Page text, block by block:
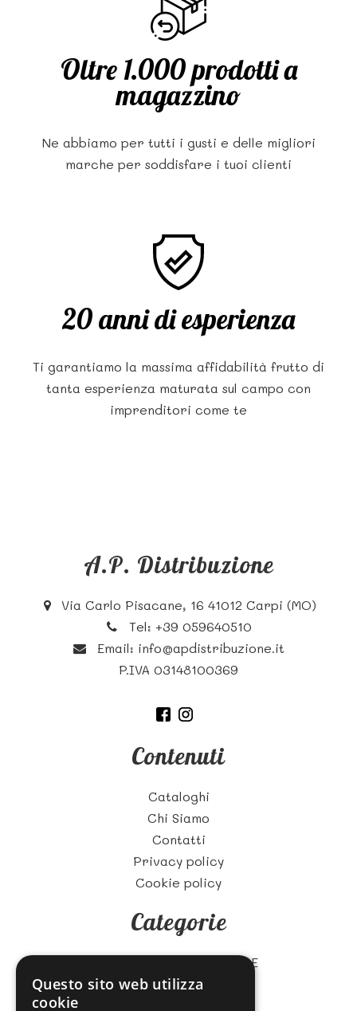
Oltre 1.000 prodotti a
magazzino
Ne abbiamo per tutti i gusti e delle migliori
marche per soddisfare i tuoi clienti
20 anni di esperienza
Ti garantiamo la massima affidabilità frutto di
tanta esperienza maturata sul campo con
imprenditori come te
A.P. Distribuzione
Via Carlo Pisacane, 16 41012 Carpi (MO)
Tel:+39 059640510
Email: info@apdistribuzione.it
P.IVA 03148100369
Contenuti
Cataloghi
Chi Siamo
Contatti
Privacy policy
Cookie policy
Categorie
ZUCCHERO E CARAMELLE
BISCOTTI
Questo sito web utilizza
cookie